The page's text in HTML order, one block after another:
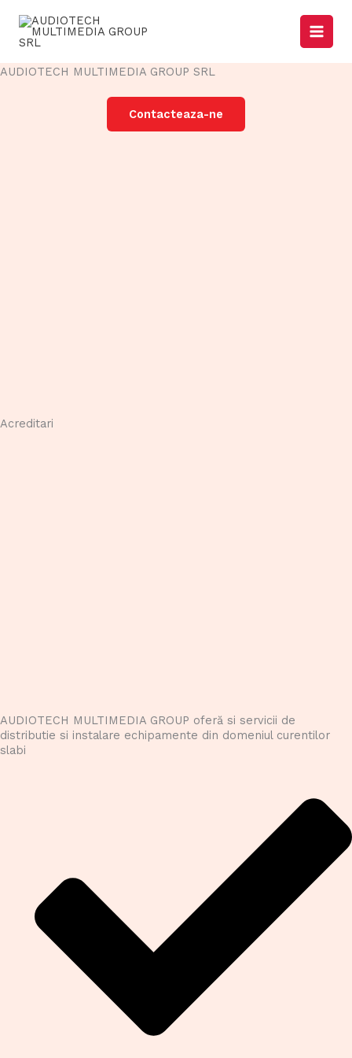
content
AUDIOTECH MULTIMEDIA GROUP SRL
Contacteaza-ne
Acreditari
AUDIOTECH MULTIMEDIA GROUP oferă si servicii de
distributie si instalare echipamente din domeniul curentilor
slabi